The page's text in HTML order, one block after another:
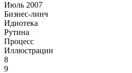
Июль 2007
Бизнес-линч
Идиотека
Рутина
Процесс
Иллюстрации
8
9